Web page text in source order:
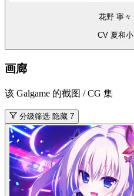
花野 寧々
CV 夏和小
画廊
该 Galgame 的截图 / CG 集
分级筛选 隐藏 7